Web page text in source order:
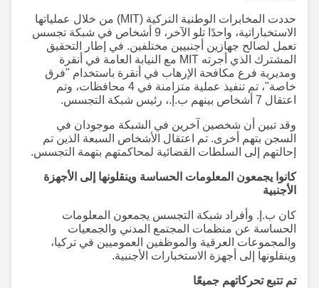
حددت المخابرات الوطنية التركية (MIT) من خلال عملياتها
الاستخباراتية، واحدًا تلو الآخر، 9 أشخاص في شبكة تجسس
تعمل لصالح جهازين أجنبيين مختلفين. في إطار التحقيق
المشترك الذي أجرته MIT مع النيابة العامة في أنقرة
ومديرية فرع مكافحة الإرهاب في أنقرة باستخدام "فرق
خاصة"، تم تنفيذ عملية متزامنة في 4 محافظات، وتم
اعتقال 7 أشخاص بينهم ب.إ.، رئيس شبكة التجسس.
وقد تبين أن شخصين آخرين في الشبكة موجودان في
السجن بتهم أخرى. تم اعتقال الأشخاص السبعة الذين تم
إحالتهم إلى السلطات القضائية لمحاكمتهم بتهمة التجسس.
كانوا يجمعون المعلومات الحساسة وينقلونها إلى الأجهزة
الأجنبية
كان ب.إ. وأفراد شبكة التجسس يجمعون المعلومات
الحساسة عن منظمات المجتمع المدني والجمعيات
والمجموعات العرقية والموظفين العموميين في تركيا،
وينقلونها إلى أجهزة الاستخبارات الأجنبية.
تم تتبع تحركاتهم جميعًا